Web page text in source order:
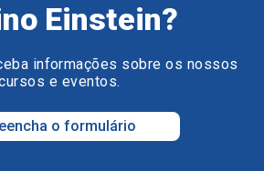
Einstein?
informações sobre os nossos
e eventos.
o formulário